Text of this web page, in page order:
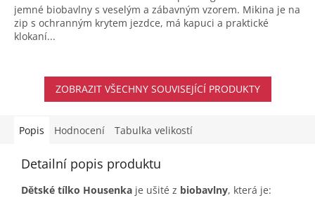
jemné biobavlny s veselým a zábavným vzorem. Mikina je na
zip s ochranným krytem jezdce, má kapuci a praktické
klokaní...
ZOBRAZIT VŠECHNY SOUVISEJÍCÍ PRODUKTY
Popis Hodnocení Tabulka velikostí
Detailní popis produktu
Dětské tílko Housenka je ušité z biobavlny, která je: